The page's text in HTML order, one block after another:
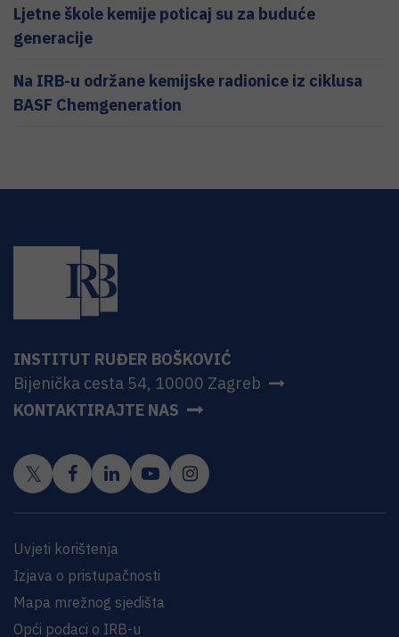
Ljetne škole kemije poticaj su za buduće
generacije
Na IRB-u održane kemijske radionice iz ciklusa
BASF Chemgeneration
INSTITUT RUĐER BOŠKOVIĆ
Bijenička cesta 54, 10000 Zagreb
KONTAKTIRAJTE NAS
Uvjeti korištenja
Izjava o pristupačnosti
Mapa mrežnog sjedišta
Opći podaci o IRB-u